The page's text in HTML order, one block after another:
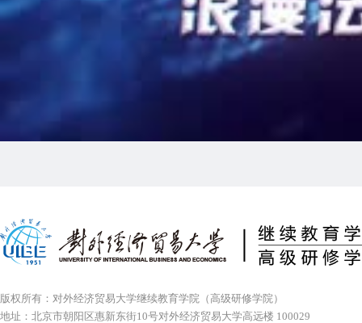
版权所有：对外经济贸易大学继续教育学院（高级研修学院）
地址：北京市朝阳区惠新东街10号对外经济贸易大学高远楼 100029